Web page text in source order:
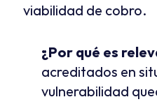
viabilidad de cobro.
¿Por qué es
acreditados en
vulnerabilidad